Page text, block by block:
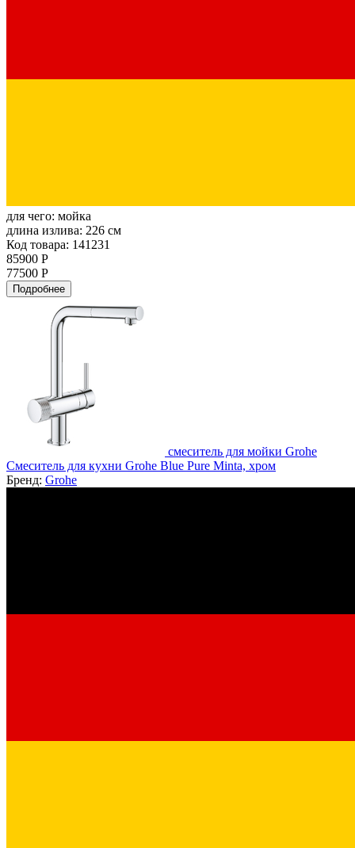
для чего: мойка
длина излива: 226 см
Код товара: 141231
85900 Р
77500 Р
Подробнее
смеситель для мойки Grohe
Смеситель для кухни Grohe Blue Pure Minta, хром
Бренд: Grohe